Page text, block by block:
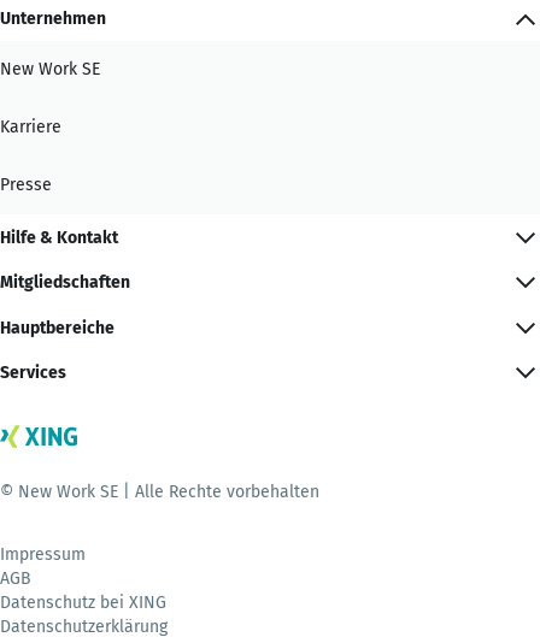
Unternehmen
New Work SE
Karriere
Presse
Hilfe & Kontakt
Mitgliedschaften
Hauptbereiche
Services
© New Work SE | Alle Rechte vorbehalten
Impressum
AGB
Datenschutz bei XING
Datenschutzerklärung